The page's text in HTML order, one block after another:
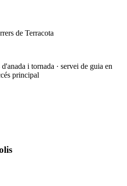
de Terracota
i tornada · servei de guia en
principal